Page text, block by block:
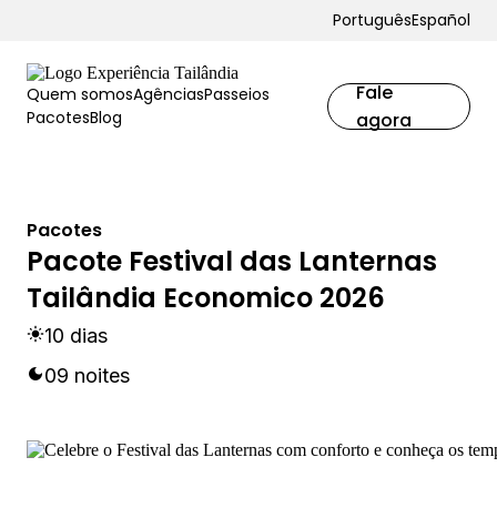
PortuguêsEspañol
Quem somosAgênciasPasseios
PacotesBlog
Fale
agora
Pacotes
Pacote Festival das Lanternas
Tailândia Economico 2026
10 dias
09 noites